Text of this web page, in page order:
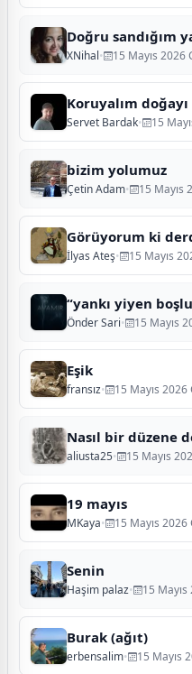
Doğru sandığım
XNihal• 15 Mayıs 2026
Koruyalım doğayı
Servet Bardak• 15
​bizim yolumuz
Çetin Adam• 15 Mayıs
Görüyorum ki
İlyas Ateş• 15 Mayıs
“yankı yiyen
Önder Sari• 15 Mayıs
Eşik
fransız• 15 Mayıs
Nasıl bir düzene
aliusta25• 15 Mayıs
19 mayıs
MKaya• 15 Mayıs
Senin
Haşim palaz• 15
Burak (ağıt)
erbensalim• 15 Mayıs